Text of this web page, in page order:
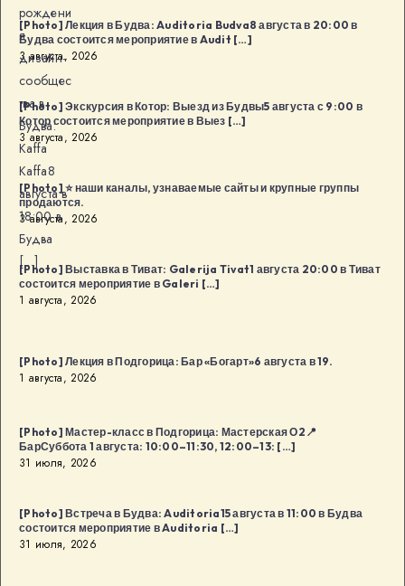
рождени
я
дизайн-
сообщес
тва в
Будва:
Kaffa
Kaffa8
августа в
18:00 в
Будва
[…]
[Photo] Лекция в Будва: Auditoria Budva8 августа в 20:00 в
Будва состоится мероприятие в Audit […]
3 августа, 2026
[Photo] Экскурсия в Котор: Выезд из Будвы5 августа с 9:00 в
Котор состоится мероприятие в Выез […]
3 августа, 2026
[Photo] ⭐️ наши каналы, узнаваемые сайты и крупные группы
продаются.
3 августа, 2026
[Photo] Выставка в Тиват: Galerija Tivat1 августа 20:00 в Тиват
состоится мероприятие в Galeri […]
1 августа, 2026
[Photo] Лекция в Подгорица: Бар «Богарт»6 августа в 19.
1 августа, 2026
[Photo] Мастер-класс в Подгорица: Мастерская О2📍
БарСуббота 1 августа: 10:00–11:30, 12:00–13: […]
31 июля, 2026
[Photo] Встреча в Будва: Auditoria15 августа в 11:00 в Будва
состоится мероприятие в Auditoria […]
31 июля, 2026